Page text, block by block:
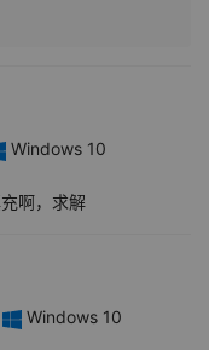
Windows 10
啊，求解
Windows 10